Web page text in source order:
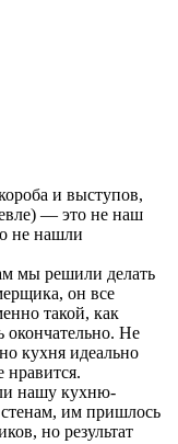
и выступов,
— это не наш
не нашли
мы решили делать
он все
такой, как
окончательно. Не
кухня идеально
нравится.
нашу кухню-
им пришлось
но результат